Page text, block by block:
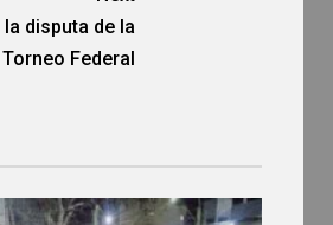
disputa de la
Federal